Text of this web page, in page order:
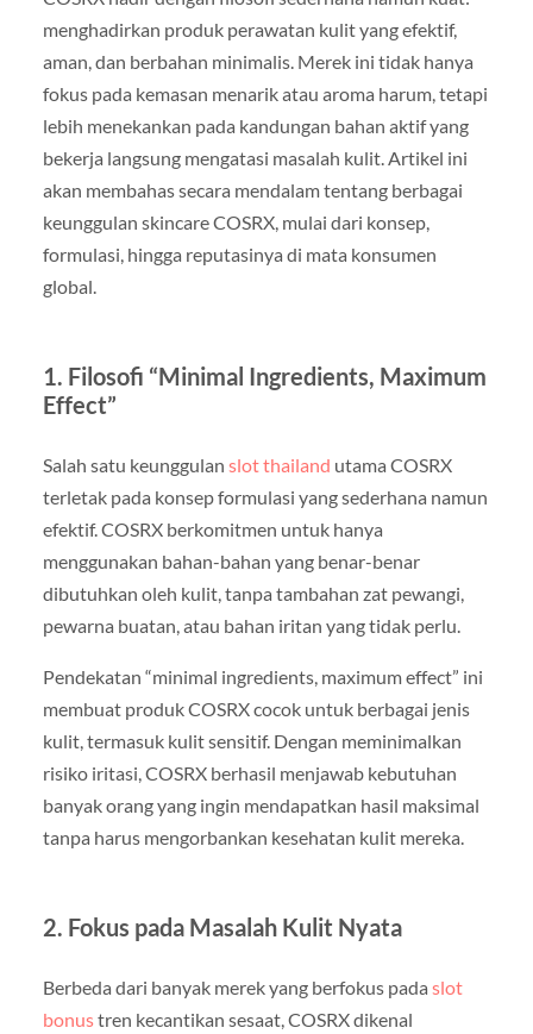
menghadirkan produk perawatan kulit yang efektif,
aman, dan berbahan minimalis. Merek ini tidak hanya
fokus pada kemasan menarik atau aroma harum, tetapi
lebih menekankan pada kandungan bahan aktif yang
bekerja langsung mengatasi masalah kulit. Artikel ini
akan membahas secara mendalam tentang berbagai
keunggulan skincare COSRX, mulai dari konsep,
formulasi, hingga reputasinya di mata konsumen
global.
1. Filosofi “Minimal Ingredients, Maximum
Effect”
Salah satu keunggulan slot thailand utama COSRX
terletak pada konsep formulasi yang sederhana namun
efektif. COSRX berkomitmen untuk hanya
menggunakan bahan-bahan yang benar-benar
dibutuhkan oleh kulit, tanpa tambahan zat pewangi,
pewarna buatan, atau bahan iritan yang tidak perlu.
Pendekatan “minimal ingredients, maximum effect” ini
membuat produk COSRX cocok untuk berbagai jenis
kulit, termasuk kulit sensitif. Dengan meminimalkan
risiko iritasi, COSRX berhasil menjawab kebutuhan
banyak orang yang ingin mendapatkan hasil maksimal
tanpa harus mengorbankan kesehatan kulit mereka.
2. Fokus pada Masalah Kulit Nyata
Berbeda dari banyak merek yang berfokus pada slot
bonustren kecantikan sesaat, COSRX dikenal